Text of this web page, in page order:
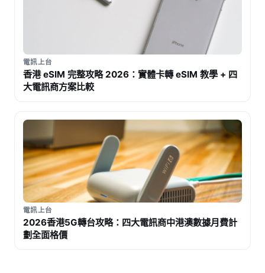
電訊上台
香港 eSIM 完整攻略 2026：實體卡轉 eSIM 教學 + 四
大電訊商方案比較
電訊上台
2026香港5G轉台攻略：四大電訊商中港澳數據月費計
劃全面格價